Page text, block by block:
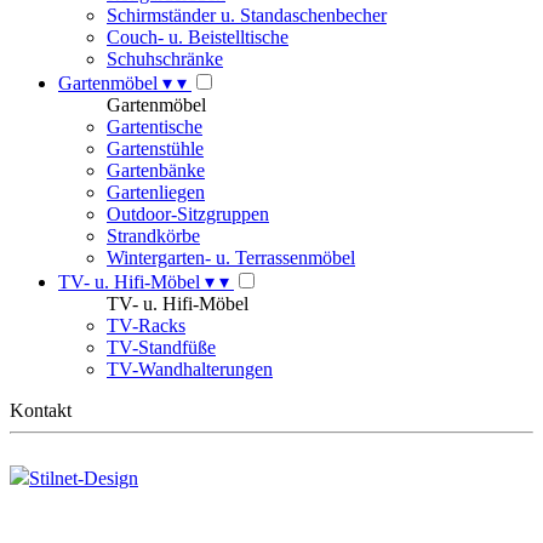
Schirmständer u. Standaschenbecher
Couch- u. Beistelltische
Schuhschränke
Gartenmöbel ▾ ▾
Gartenmöbel
Gartentische
Gartenstühle
Gartenbänke
Gartenliegen
Outdoor-Sitzgruppen
Strandkörbe
Wintergarten- u. Terrassenmöbel
TV- u. Hifi-Möbel ▾ ▾
TV- u. Hifi-Möbel
TV-Racks
TV-Standfüße
TV-Wandhalterungen
Kontakt
Stilnet-Design